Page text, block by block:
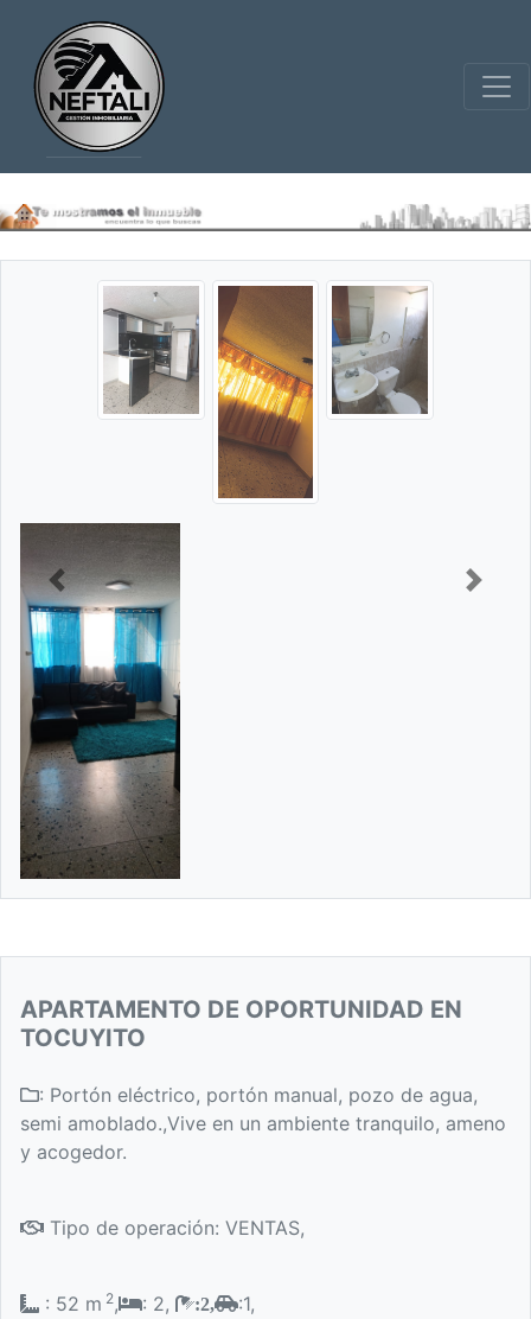
Previous Next
APARTAMENTO DE OPORTUNIDAD EN
TOCUYITO
: Portón eléctrico, portón manual, pozo de agua,
semi amoblado.,Vive en un ambiente tranquilo, ameno
y acogedor.
Tipo de operación: VENTAS,
: 52 m 2, : 2, :2, :1,